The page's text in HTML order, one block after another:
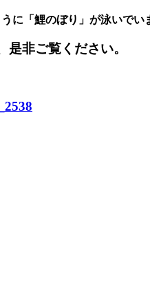
に「鯉のぼり」が泳いでい
是非ご覧ください。